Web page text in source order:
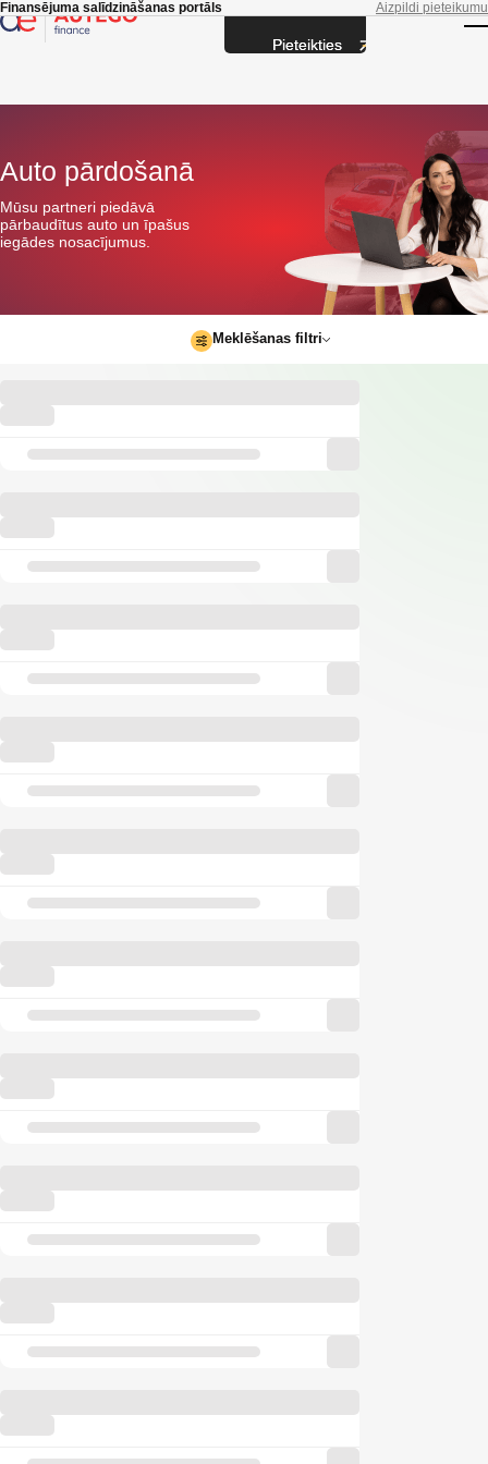
Skip to main content
Finansējuma salīdzināšanas portāls Aizpildi pieteikumu
Auto pārdošanā
Mūsu partneri piedāvā
pārbaudītus auto un īpašus
iegādes nosacījumus.
Meklēšanas filtri